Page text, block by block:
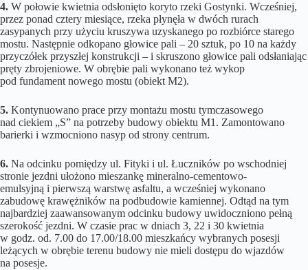
4. W połowie kwietnia odsłonięto koryto rzeki Gostynki. Wcześniej,
przez ponad cztery miesiące, rzeka płynęła w dwóch rurach
zasypanych przy użyciu kruszywa uzyskanego po rozbiórce starego
mostu. Następnie odkopano głowice pali – 20 sztuk, po 10 na każdy
przyczółek przyszłej konstrukcji – i skruszono głowice pali odsłaniając
pręty zbrojeniowe. W obrębie pali wykonano też wykop
pod fundament nowego mostu (obiekt M2).
5. Kontynuowano prace przy montażu mostu tymczasowego
nad ciekiem „S” na potrzeby budowy obiektu M1. Zamontowano
barierki i wzmocniono nasyp od strony centrum.
6. Na odcinku pomiędzy ul. Fityki i ul. Łuczników po wschodniej
stronie jezdni ułożono mieszankę mineralno-cementowo-
emulsyjną i pierwszą warstwę asfaltu, a wcześniej wykonano
zabudowę krawężników na podbudowie kamiennej. Odtąd na tym
najbardziej zaawansowanym odcinku budowy uwidoczniono pełną
szerokość jezdni. W czasie prac w dniach 3, 22 i 30 kwietnia
w godz. od. 7.00 do 17.00/18.00 mieszkańcy wybranych posesji
leżących w obrębie terenu budowy nie mieli dostępu do wjazdów
na posesje.